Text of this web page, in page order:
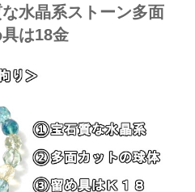
水晶系ストーン多面
は18金